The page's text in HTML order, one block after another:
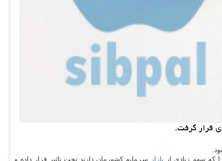
كه سهم زیادی از بازار سرمایه كشورمان دارند تحت تاثیر قرار داده و